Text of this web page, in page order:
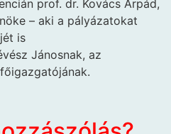
prof. dr. Kovács Árpád,
– aki a pályázatokat
is
Jánosnak, az